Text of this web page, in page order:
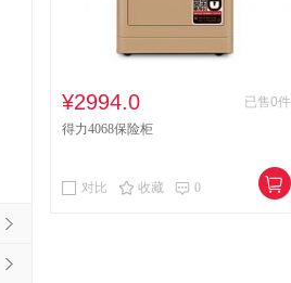
钢塑台、
台、桌类 木质柜类
音视频矩阵 视频会议会
电冰箱
喷墨打印机 针式打印机
¥2994.0
已售0件
得力4068保险柜
对比 收藏 0